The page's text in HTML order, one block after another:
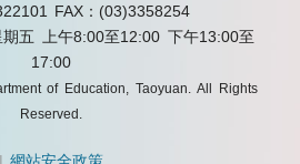
FAX：(03)3358254
期五 上午8:00至12:00 下午13:00至
17:00
of Education, Taoyuan. All Rights
Reserved.
|網站安全政策